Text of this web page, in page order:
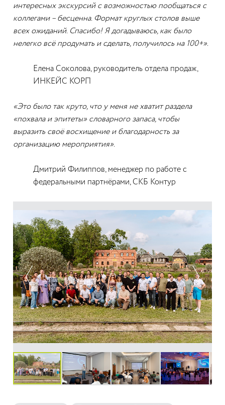
интересных экскурсий с возможностью пообщаться с
коллегами – бесценна. Формат круглых столов выше
всех ожиданий. Спасибо! Я догадываюсь, как было
нелегко всё продумать и сделать, получилось на 100+».
Елена Соколова, руководитель отдела продаж,
ИНКЕЙС КОРП
«Это было так круто, что у меня не хватит раздела
«похвала и эпитеты» словарного запаса, чтобы
выразить своё восхищение и благодарность за
организацию мероприятия».
Дмитрий Филиппов, менеджер по работе с
федеральными партнёрами, СКБ Контур